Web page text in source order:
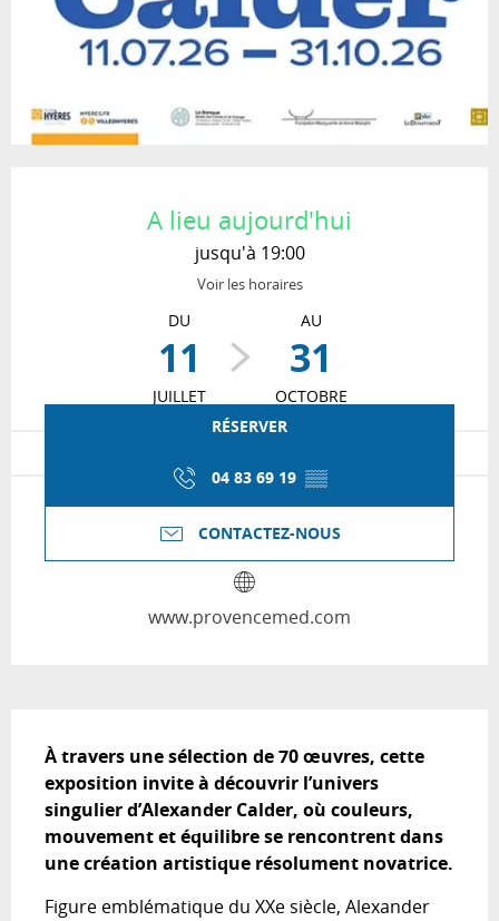
A lieu aujourd'hui
jusqu'à 19:00
Voir les horaires
DU
11
JUILLET
AU
31
OCTOBRE
RÉSERVER
04 83 69 19 ▒▒
CONTACTEZ-NOUS
www.provencemed.com
À travers une sélection de 70 œuvres, cette
exposition invite à découvrir l’univers
singulier d’Alexander Calder, où couleurs,
mouvement et équilibre se rencontrent dans
une création artistique résolument novatrice.
Figure emblématique du XXe siècle, Alexander